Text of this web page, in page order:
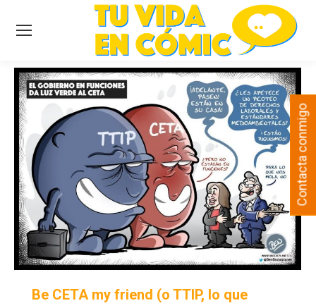
Be CETA my friend (o TTIP, lo que
Contacta conmigo